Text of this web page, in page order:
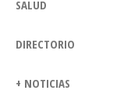
SALUD
DIRECTORIO
+ NOTICIAS